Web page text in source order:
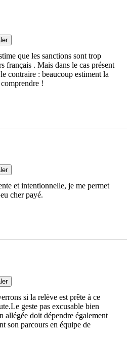
que les sanctions sont trop
français . Mais dans le cas présent
contraire : beaucoup estiment la
!
et intentionnelle, je me permet
cher payé.
si la relève est prête à ce
geste pas excusable bien
allégée doit dépendre également
son parcours en équipe de